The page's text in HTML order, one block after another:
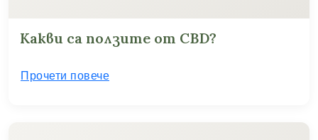
Какви са ползите от CBD?
Прочети повече